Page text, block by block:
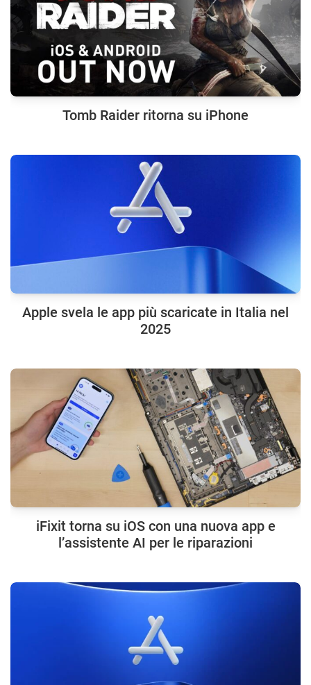
Tomb Raider ritorna su iPhone
Apple svela le app più scaricate in Italia nel
2025
iFixit torna su iOS con una nuova app e
l’assistente AI per le riparazioni